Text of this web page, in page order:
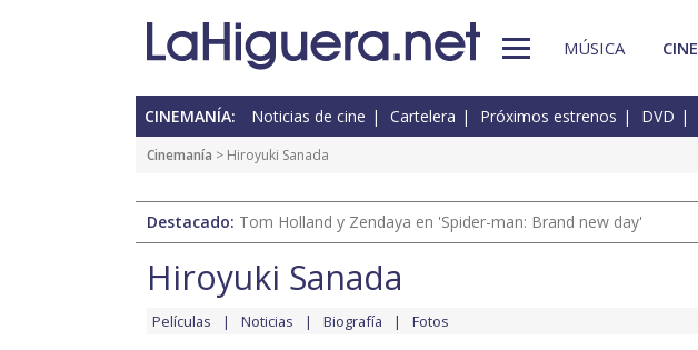
MÚSICA CINE
CINEMANÍA: Noticias de cine Cartelera Próximos estrenos DVD
Cinemanía > Hiroyuki Sanada
Destacado: Tom Holland y Zendaya en 'Spider-man: Brand new day'
Hiroyuki Sanada
Películas Noticias Biografía Fotos